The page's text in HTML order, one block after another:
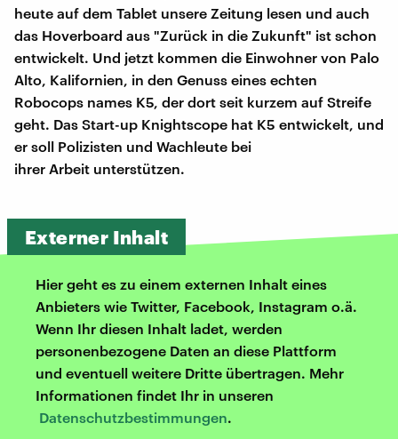
heute auf dem Tablet unsere Zeitung lesen und auch
das Hoverboard aus "Zurück in die Zukunft" ist schon
entwickelt. Und jetzt kommen die Einwohner von Palo
Alto, Kalifornien, in den Genuss eines echten
Robocops names K5, der dort seit kurzem auf Streife
geht. Das Start-up Knightscope hat K5 entwickelt, und
er soll Polizisten und Wachleute bei
ihrer Arbeit unterstützen.
Externer Inhalt
Hier geht es zu einem externen Inhalt eines
Anbieters wie Twitter, Facebook, Instagram o.ä.
Wenn Ihr diesen Inhalt ladet, werden
personenbezogene Daten an diese Plattform
und eventuell weitere Dritte übertragen. Mehr
Informationen findet Ihr in unseren
Datenschutzbestimmungen.